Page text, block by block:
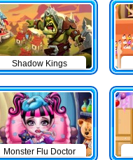
Shadow Kings
Monster Flu Doctor